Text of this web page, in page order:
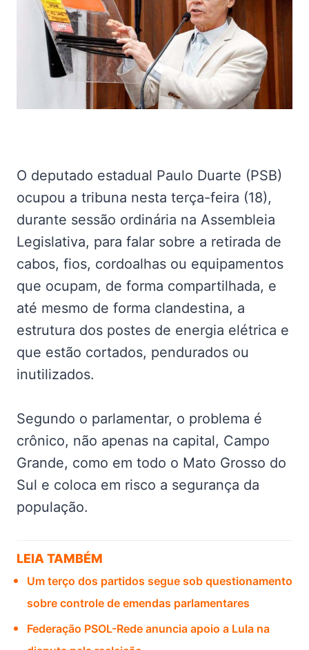
O deputado estadual Paulo Duarte (PSB)
ocupou a tribuna nesta terça-feira (18),
durante sessão ordinária na Assembleia
Legislativa, para falar sobre a retirada de
cabos, fios, cordoalhas ou equipamentos
que ocupam, de forma compartilhada, e
até mesmo de forma clandestina, a
estrutura dos postes de energia elétrica e
que estão cortados, pendurados ou
inutilizados.
Segundo o parlamentar, o problema é
crônico, não apenas na capital, Campo
Grande, como em todo o Mato Grosso do
Sul e coloca em risco a segurança da
população.
LEIA TAMBÉM
Um terço dos partidos segue sob questionamento
sobre controle de emendas parlamentares
Federação PSOL-Rede anuncia apoio a Lula na